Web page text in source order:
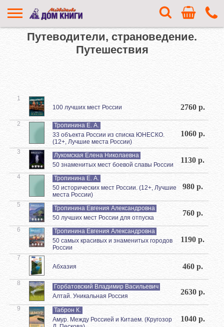
Путеводители, страноведение.
Путешествия
1
100 лучших мест России
2760 р.
2
Тропинина Е. А.
33 объекта России из списка ЮНЕСКО.
(12+, Лучшие места России)
1060 р.
3
Лукомская Елена Николаевна
50 знаменитых мест боевой славы России
1130 р.
4
Тропинина Е. А.
50 исторических мест России. (12+, Лучшие
места России)
980 р.
5
Тропинина Евгения Александровна
50 лучших мест России для отпуска
760 р.
6
Тропинина Евгения Александровна
50 самых красивых и знаменитых городов
России
1190 р.
7
Абхазия
460 р.
8
Горбатовский Владимир Васильевич
Алтай. Уникальная Россия
2630 р.
9
Таброн К.
Амур. Между Россией и Китаем. (Кругозор
1040 р.